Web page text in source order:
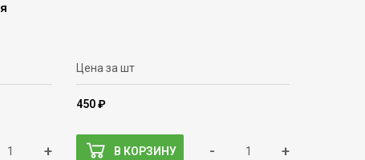
+
Цена за шт
450 ₽
В КОРЗИНУ - +